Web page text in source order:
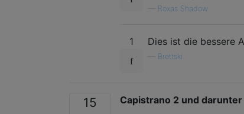
Roxas Shadow
1 Dies ist die bessere
Brettski
15
Capistrano 2 und darunter